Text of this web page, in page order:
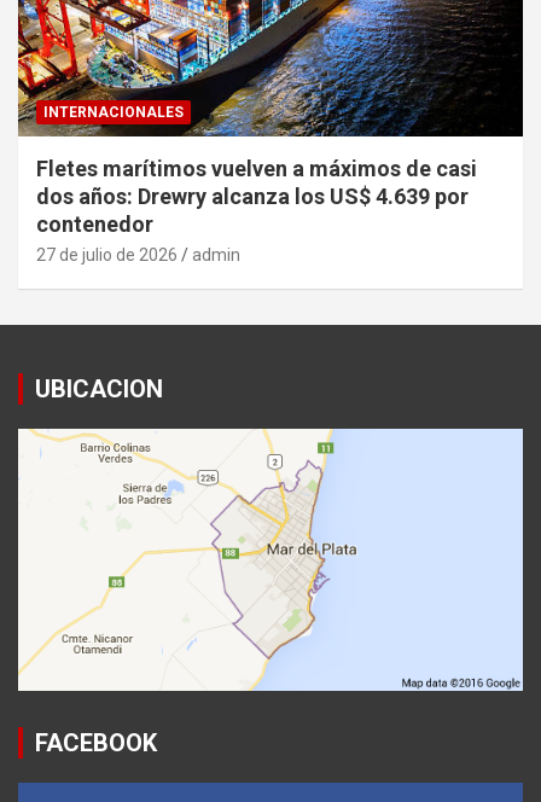
INTERNACIONALES
Fletes marítimos vuelven a máximos de casi
dos años: Drewry alcanza los US$ 4.639 por
contenedor
27 de julio de 2026 admin
UBICACION
FACEBOOK